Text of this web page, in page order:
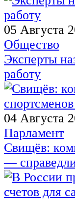
05 Августа
Общество
Эксперты
работу
04 Августа
Парламент
Свищёв:
—